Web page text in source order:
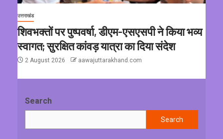
उत्तराखंड
शिवभक्तों पर पुष्पवर्षा, डीएम-एसएसपी ने किया भव्य
स्वागत; सुरक्षित कांवड़ यात्रा का दिया संदेश
2 August 2026 aawajuttarakhand.com
Search
Search